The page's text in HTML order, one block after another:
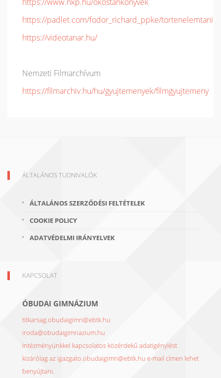
https://padlet.com/fodor_richard_ppke/
https://videotanar.hu/
Nemzeti Filmarchívum
https://filmarchiv.hu/hu/gyujtemenyek/filmgyujtemeny
ÁLTALÁNOS TUDNIVALÓK
ÁLTALÁNOS SZERZŐDÉSI FELTÉTELEK
COOKIE POLICY
ADATVÉDELMI IRÁNYELVEK
KAPCSOLAT
ÓBUDAI GIMNÁZIUM
titkarsag.obudaigimn@ebtk.hu
iroda@obudaigimnazium.hu
Intézményünkkel kapcsolatos közérdekű adatigénylést
kizárólag az igazgato.obudaigimn@ebtk.hu e-mail címen lehet
benyújtani.